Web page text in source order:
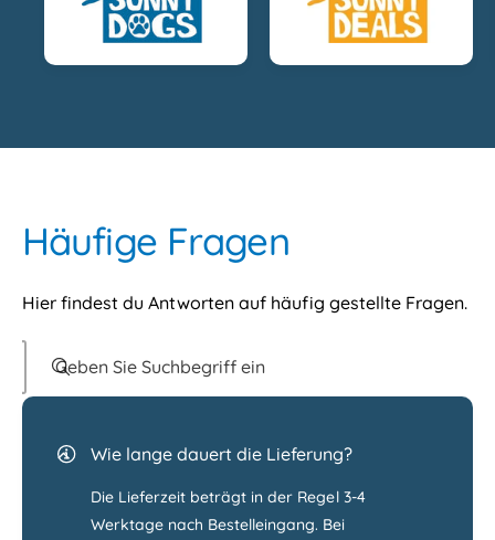
Häufige Fragen
Hier findest du Antworten auf häufig gestellte Fragen.
Geben Sie Suchbegriff ein
Wie lange dauert die Lieferung?
Die Lieferzeit beträgt in der Regel 3-4
Werktage nach Bestelleingang. Bei